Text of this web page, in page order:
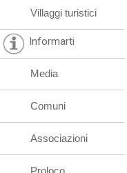
Villaggi turistici
Informarti
Media
Comuni
Associazioni
Proloco